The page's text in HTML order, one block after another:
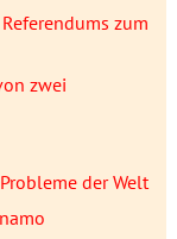
zum
zwei
der Welt